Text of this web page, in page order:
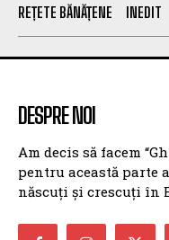
REȚETE BĂNĂȚENE
INEDIT
DESPRE NOI
Am decis să facem
pentru această parte
născuți și crescuți în